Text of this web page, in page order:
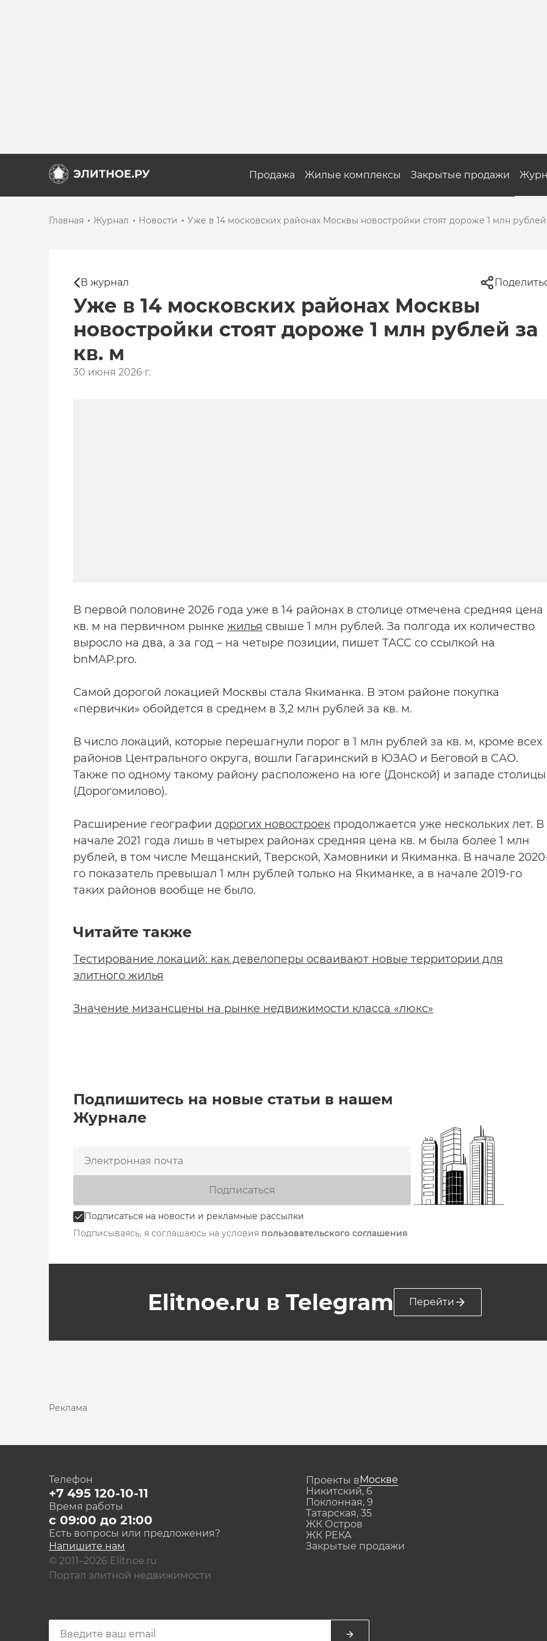
Продажа Жилые комплексы Закрытые продажи
Главная Журнал Новости Уже в 14 московских районах Москвы новостройки стоят дороже 1 млн рублей
В журнал
Уже в 14 московских районах Москвы
новостройки стоят дороже 1 млн рублей за
кв. м
30 июня 2026 г.
В первой половине 2026 года уже в 14 районах в столице отмечена средняя цена
кв. м на первичном рынке жилья свыше 1 млн рублей. За полгода их количество
выросло на два, а за год – на четыре позиции, пишет ТАСС со ссылкой на
bnMAP.pro.
Самой дорогой локацией Москвы стала Якиманка. В этом районе покупка
«первички» обойдется в среднем в 3,2 млн рублей за кв. м.
В число локаций, которые перешагнули порог в 1 млн рублей за кв. м, кроме всех
районов Центрального округа, вошли Гагаринский в ЮЗАО и Беговой в САО.
Также по одному такому району расположено на юге (Донской) и западе столицы
(Дорогомилово).
Расширение географии дорогих новостроек продолжается уже нескольких лет. В
начале 2021 года лишь в четырех районах средняя цена кв. м была более 1 млн
рублей, в том числе Мещанский, Тверской, Хамовники и Якиманка. В начале
го показатель превышал 1 млн рублей только на Якиманке, а в начале 2019-го
таких районов вообще не было.
Читайте также
Тестирование локаций: как девелоперы осваивают новые территории для
элитного жилья
Значение мизансцены на рынке недвижимости класса «люкс»
Подпишитесь на новые статьи в нашем
Журнале
Подписаться на новости и рекламные рассылки
Подписаться
Подписываясь, я соглашаюсь на условия пользовательского соглашения
Elitnoe.ru в Telegram Перейти
Реклама
Телефон
+7 495 120-10-11
Время работы
с 09:00 до 21:00
Есть вопросы или предложения?
Напишите нам
© 2011–2026 Elitnoe.ru
Портал элитной недвижимости
Проекты вМоскве
Никитский, 6
Поклонная, 9
Татарская, 35
ЖК Остров
ЖК РЕКА
Закрытые продажи